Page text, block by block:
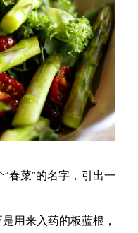
春菜”的名字，引出一
用来入药的板蓝根，